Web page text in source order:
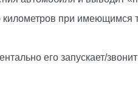
километров при
его запускает/